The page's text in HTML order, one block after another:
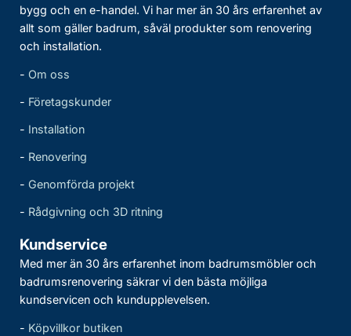
bygg och en e-handel. Vi har mer än 30 års erfarenhet av
allt som gäller badrum, såväl produkter som renovering
och installation.
- Om oss
- Företagskunder
- Installation
- Renovering
- Genomförda projekt
- Rådgivning och 3D ritning
Kundservice
Med mer än 30 års erfarenhet inom badrumsmöbler och
badrumsrenovering säkrar vi den bästa möjliga
kundservicen och kundupplevelsen.
- Köpvillkor butiken